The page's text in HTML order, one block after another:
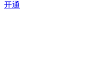
开通